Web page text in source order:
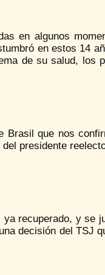
en algunos
en estos 14
de su salud, los
que nos
presidente
recuperado, y se
decisión del TSJ